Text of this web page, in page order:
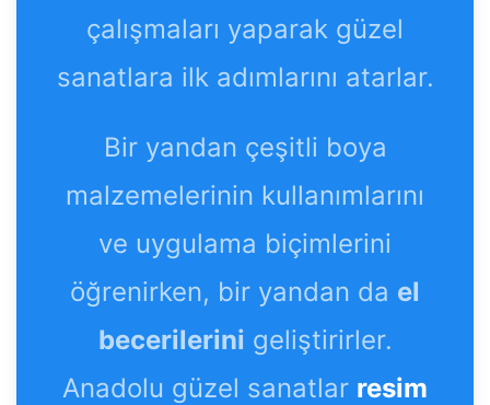
çalışmaları yaparak güzel
sanatlara ilk adımlarını atarlar.
Bir yandan çeşitli boya
malzemelerinin kullanımlarını
ve uygulama biçimlerini
öğrenirken, bir yandan da el
becerilerini geliştirirler.
Anadolu güzel sanatlar resim